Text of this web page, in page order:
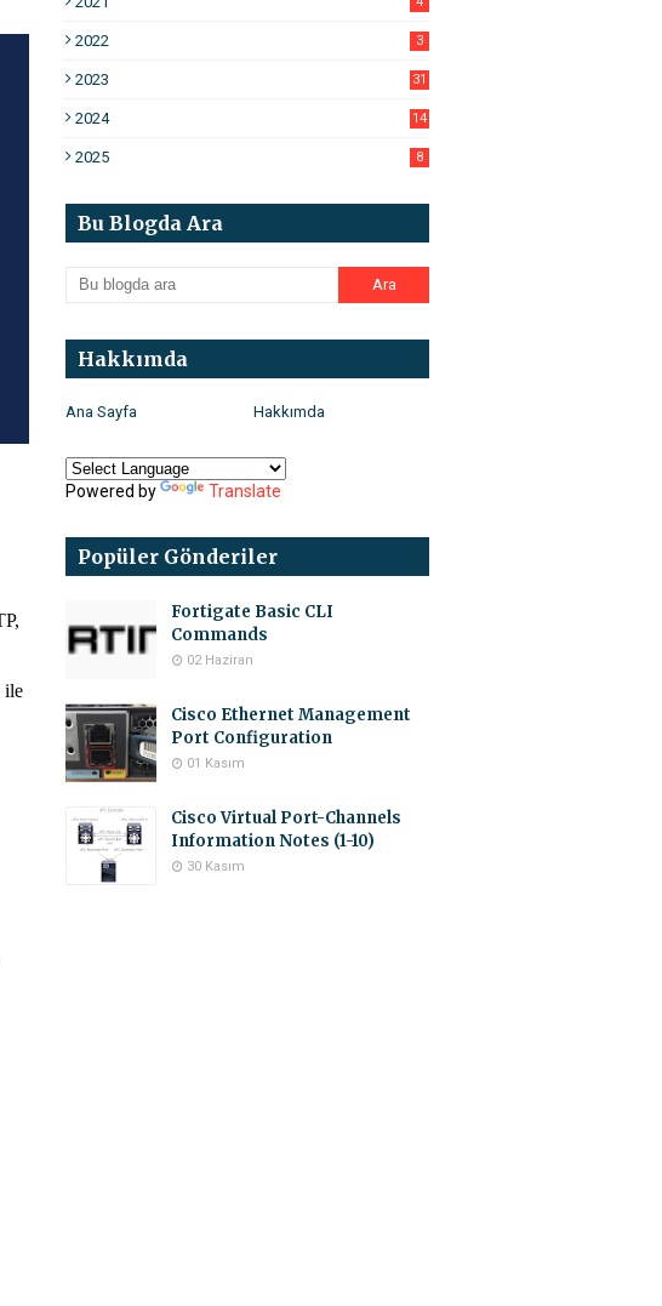
ile
2022 3
2023 31
2024 14
2025 8
Bu Blogda Ara
Hakkımda
Ana Sayfa Hakkımda
Powered by Translate
Popüler Gönderiler
Fortigate Basic CLI
Commands
02 Haziran
Cisco Ethernet Management
Port Configuration
01 Kasım
Cisco Virtual Port-Channels
Information Notes (1-10)
30 Kasım